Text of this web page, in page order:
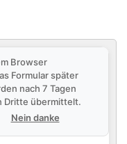
Browser
Formular später
nach 7 Tagen
Dritte übermittelt.
Nein danke